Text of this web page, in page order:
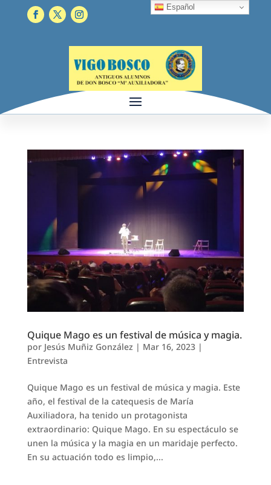
Quique Mago es un festival de música y magia.
por Jesús Muñiz González | Mar 16, 2023|
Entrevista
Quique Mago es un festival de música y magia. Este
año, el festival de la catequesis de María
Auxiliadora, ha tenido un protagonista
extraordinario: Quique Mago. En su espectáculo se
unen la música y la magia en un maridaje perfecto.
En su actuación todo es limpio,...
Español